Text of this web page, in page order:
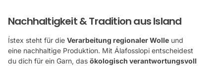
Nachhaltigkeit & Tradition aus Island
Ístex steht für die Verarbeitung regionaler Wolle und
eine nachhaltige Produktion. Mit Álafosslopi entscheidest
du dich für ein Garn, das ökologisch verantwortungsvoll